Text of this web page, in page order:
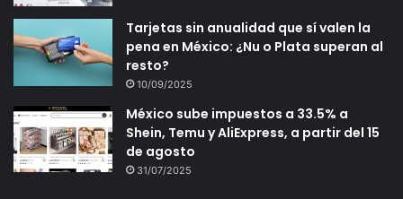
Tarjetas sin anualidad que sí valen la
pena en México: ¿Nu o Plata superan al
resto?
10/09/2025
México sube impuestos a 33.5% a
Shein, Temu y AliExpress, a partir del 15
de agosto
31/07/2025